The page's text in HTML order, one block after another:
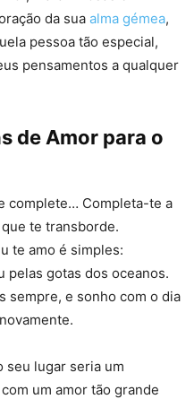
da sua alma gémea,
pessoa tão especial,
pensamentos a qualquer
de Amor para o
complete… Completa-te a
te transborde.
te amo é simples:
pelas gotas dos oceanos.
sempre, e sonho com o dia
seu lugar seria um
um amor tão grande